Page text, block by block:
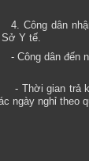
4. Công dân
Y tế.
- Công dân đến
- Thời gian trả
ngày nghỉ theo